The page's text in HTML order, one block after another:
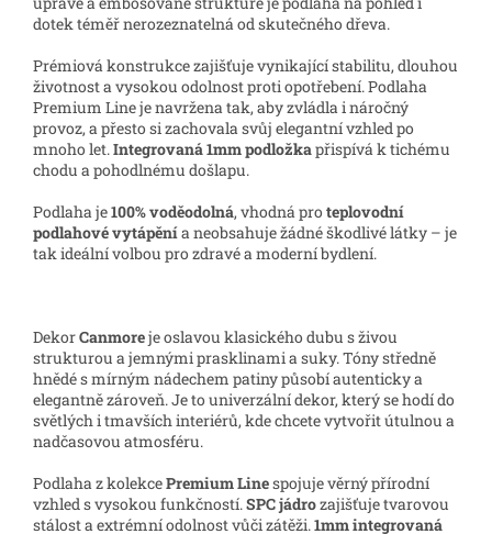
dotek téměř nerozeznatelná od skutečného dřeva.
Prémiová konstrukce zajišťuje vynikající stabilitu, dlouhou
životnost a vysokou odolnost proti opotřebení. Podlaha
Premium Line je navržena tak, aby zvládla i náročný
provoz, a přesto si zachovala svůj elegantní vzhled po
mnoho let.Integrovaná 1mm podložkapřispívá k tichému
chodu a pohodlnému došlapu.
Podlaha je100% voděodolná, vhodná proteplovodní
podlahové vytápěnía neobsahuje žádné škodlivé látky – je
tak ideální volbou pro zdravé a moderní bydlení.
DekorCanmoreje oslavou klasického dubu s živou
strukturou a jemnými prasklinami a suky. Tóny středně
hnědé s mírným nádechem patiny působí autenticky a
elegantně zároveň. Je to univerzální dekor, který se hodí do
světlých i tmavších interiérů, kde chcete vytvořit útulnou a
nadčasovou atmosféru.
Podlaha z kolekcePremium Linespojuje věrný přírodní
vzhled s vysokou funkčností.SPC jádrozajišťuje tvarovou
stálost a extrémní odolnost vůči zátěži.1mm integrovaná